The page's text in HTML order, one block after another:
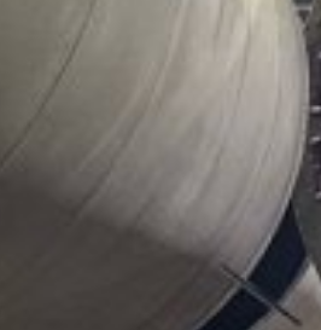
область, поселок
2017 г.